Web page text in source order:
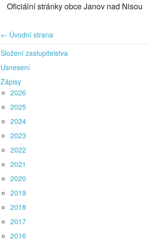
Oficiální stránky obce Janov nad Nisou
← Úvodní strana
Složení zastupitelstva
Usnesení
Zápisy
2026
2025
2024
2023
2022
2021
2020
2019
2018
2017
2016